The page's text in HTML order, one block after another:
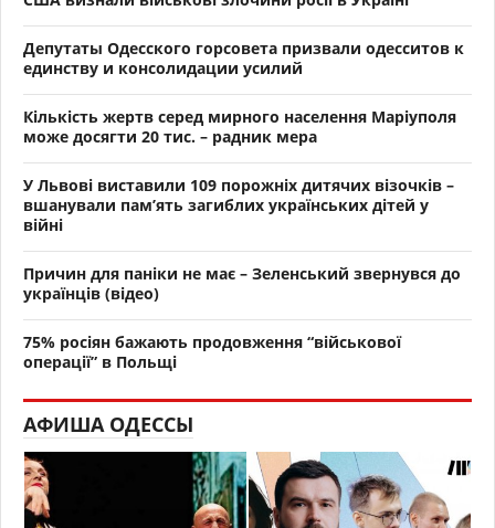
Депутаты Одесского горсовета призвали одесситов к
единству и консолидации усилий
Кількість жертв серед мирного населення Маріуполя
може досягти 20 тис. – радник мера
У Львові виставили 109 порожніх дитячих візочків –
вшанували пам’ять загиблих українських дітей у
війні
Причин для паніки не має – Зеленський звернувся до
українців (відео)
75% росіян бажають продовження “військової
операції” в Польщі
АФИША ОДЕССЫ